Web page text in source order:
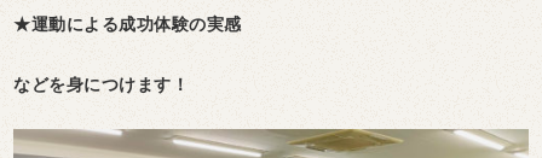
★運動による成功体験の実感
などを身につけます！